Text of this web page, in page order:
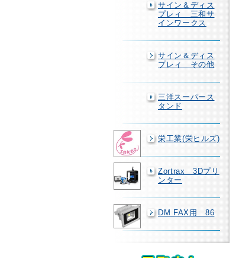
サイン＆ディス
プレィ 三和サ
インワークス
サイン＆ディス
プレィ その他
三洋スーパース
タンド
栄工業(栄ヒルズ)
Zortrax 3Dプリ
ンター
DM FAX用 86